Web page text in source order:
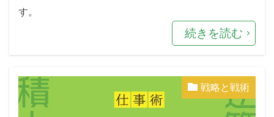
す。
続きを読む
戦略と戦術